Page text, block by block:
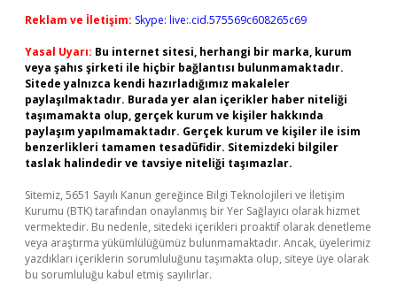
Reklam ve İletişim: Skype: live:.cid.575569c608265c69
Yasal Uyarı: Bu internet sitesi, herhangi bir marka, kurum
veya şahıs şirketi ile hiçbir bağlantısı bulunmamaktadır.
Sitede yalnızca kendi hazırladığımız makaleler
paylaşılmaktadır. Burada yer alan içerikler haber niteliği
taşımamakta olup, gerçek kurum ve kişiler hakkında
paylaşım yapılmamaktadır. Gerçek kurum ve kişiler ile isim
benzerlikleri tamamen tesadüfidir. Sitemizdeki bilgiler
taslak halindedir ve tavsiye niteliği taşımazlar.
Sitemiz, 5651 Sayılı Kanun gereğince Bilgi Teknolojileri ve İletişim
Kurumu (BTK) tarafından onaylanmış bir Yer Sağlayıcı olarak hizmet
vermektedir. Bu nedenle, sitedeki içerikleri proaktif olarak denetleme
veya araştırma yükümlülüğümüz bulunmamaktadır. Ancak, üyelerimiz
yazdıkları içeriklerin sorumluluğunu taşımakta olup, siteye üye olarak
bu sorumluluğu kabul etmiş sayılırlar.